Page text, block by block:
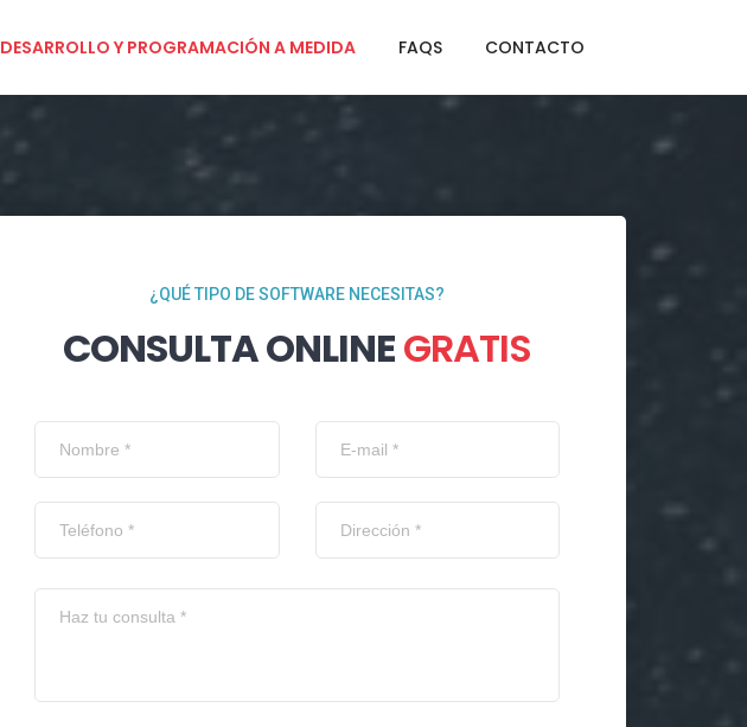
DESARROLLO Y PROGRAMACIÓN A MEDIDA FAQS CONTACTO
¿QUÉ TIPO DE SOFTWARE NECESITAS?
CONSULTA ONLINEGRATIS